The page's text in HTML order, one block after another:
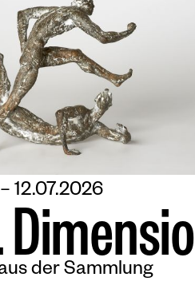
12.07.2026
Dimensio
der Sammlung